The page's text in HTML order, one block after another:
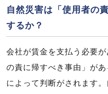
自然災害は「使用者の
するか？
会社が賃金を支払う必要
の責に帰すべき事由」が
によって判断がされます